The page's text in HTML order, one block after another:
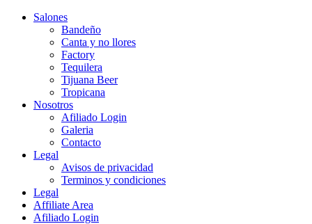
Salones
Bandeño
Canta y no llores
Factory
Tequilera
Tijuana Beer
Tropicana
Nosotros
Afiliado Login
Galeria
Contacto
Legal
Avisos de privacidad
Terminos y condiciones
Legal
Affiliate Area
Afiliado Login